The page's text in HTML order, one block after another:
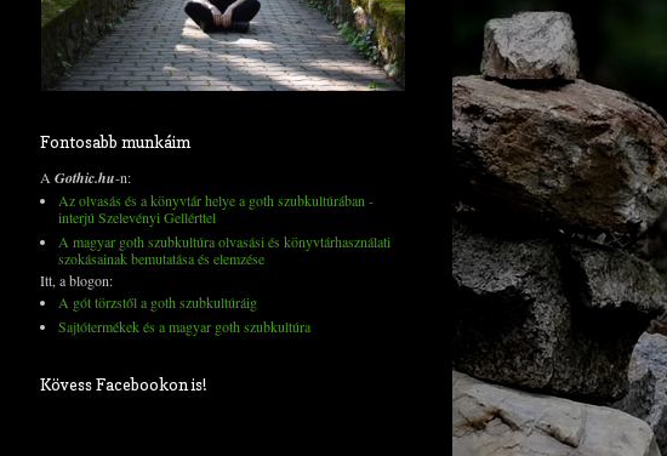
Fontosabb munkáim
A Gothic.hu-n:
Az olvasás és a könyvtár helye a goth szubkultúrában -
interjú Szelevényi Gellérttel
A magyar goth szubkultúra olvasási és könyvtárhasználati
szokásainak bemutatása és elemzése
Itt, a blogon:
A gót törzstől a goth szubkultúráig
Sajtótermékek és a magyar goth szubkultúra
Kövess Facebookon is!